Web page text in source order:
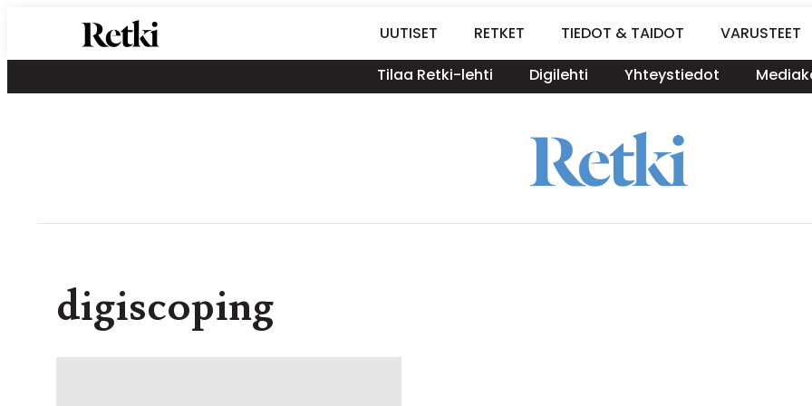
sisältöön
Retki-lehti
Retkeily,
vaellus,
UUTISET RETKET TIEDOT & TAIDOT VARUSTEET
Tilaa Retki-lehti
Digilehti Yhteystiedot
digiscoping